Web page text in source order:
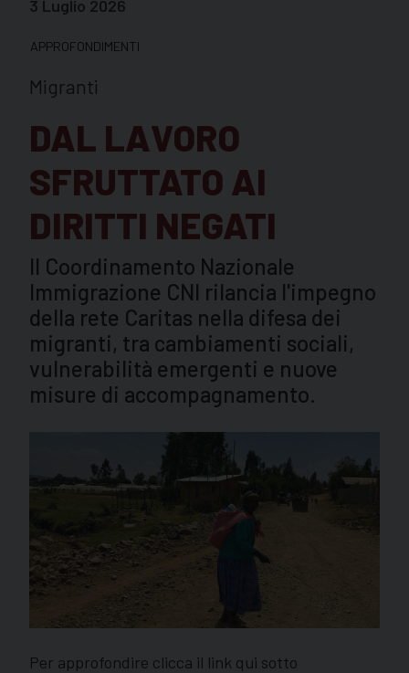
3 Luglio 2026
APPROFONDIMENTI
Migranti
DAL LAVORO
SFRUTTATO AI
DIRITTI NEGATI
Il Coordinamento Nazionale
Immigrazione CNI rilancia l'impegno
della rete Caritas nella difesa dei
migranti, tra cambiamenti sociali,
vulnerabilità emergenti e nuove
misure di accompagnamento.
Per approfondire clicca il link qui sotto